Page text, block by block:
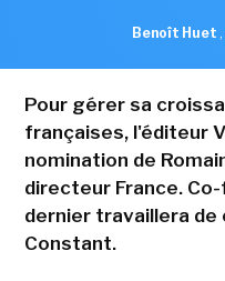
Benoît Huet ,
Pour gérer sa
françaises, l'éditeur
nomination de
directeur France.
dernier travaillera
Constant.